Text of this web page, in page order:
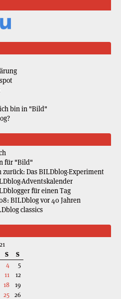
bin in "Bild"
für "Bild"
Das BILDblog-Experiment
Adventskalender
für einen Tag
BILDblog vor 40 Jahren
classics
S
S
4
5
11
12
18
19
25 26